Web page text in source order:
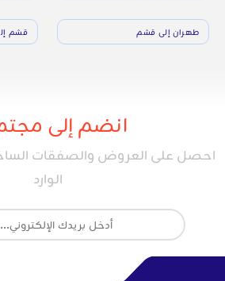
طهران إلى قشم قشم
انضم إلى
احصل على العروض والصفقات
الوارد